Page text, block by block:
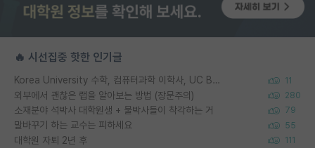
🔥 시선집중 핫한 인기글
Korea University 수학, 컴퓨터과학 이학사, UC Berkeley 산업공학 대학원 공학박사가 되는 것은 쉽지 않겠죠? 11
외부에서 괜찮은 랩을 알아보는 방법 (장문주의) 280
소재분야 석박사 대학원생 + 물박사들이 착각하는 거 79
말바꾸기 하는 교수는 피하세요 55
대학원 자퇴 2년 후 111